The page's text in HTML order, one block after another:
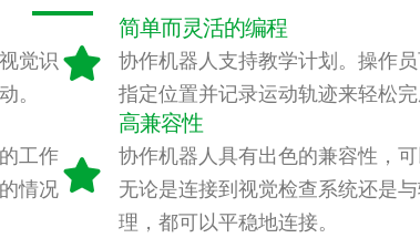
觉识
。
简单而灵活的编程
协作机器人支持教学计划。操作
指定位置并记录运动轨迹来轻松完
工作
情况
高兼容性
协作机器人具有出色的兼容性，
无论是连接到视觉检查系统还是
理，都可以平稳地连接。